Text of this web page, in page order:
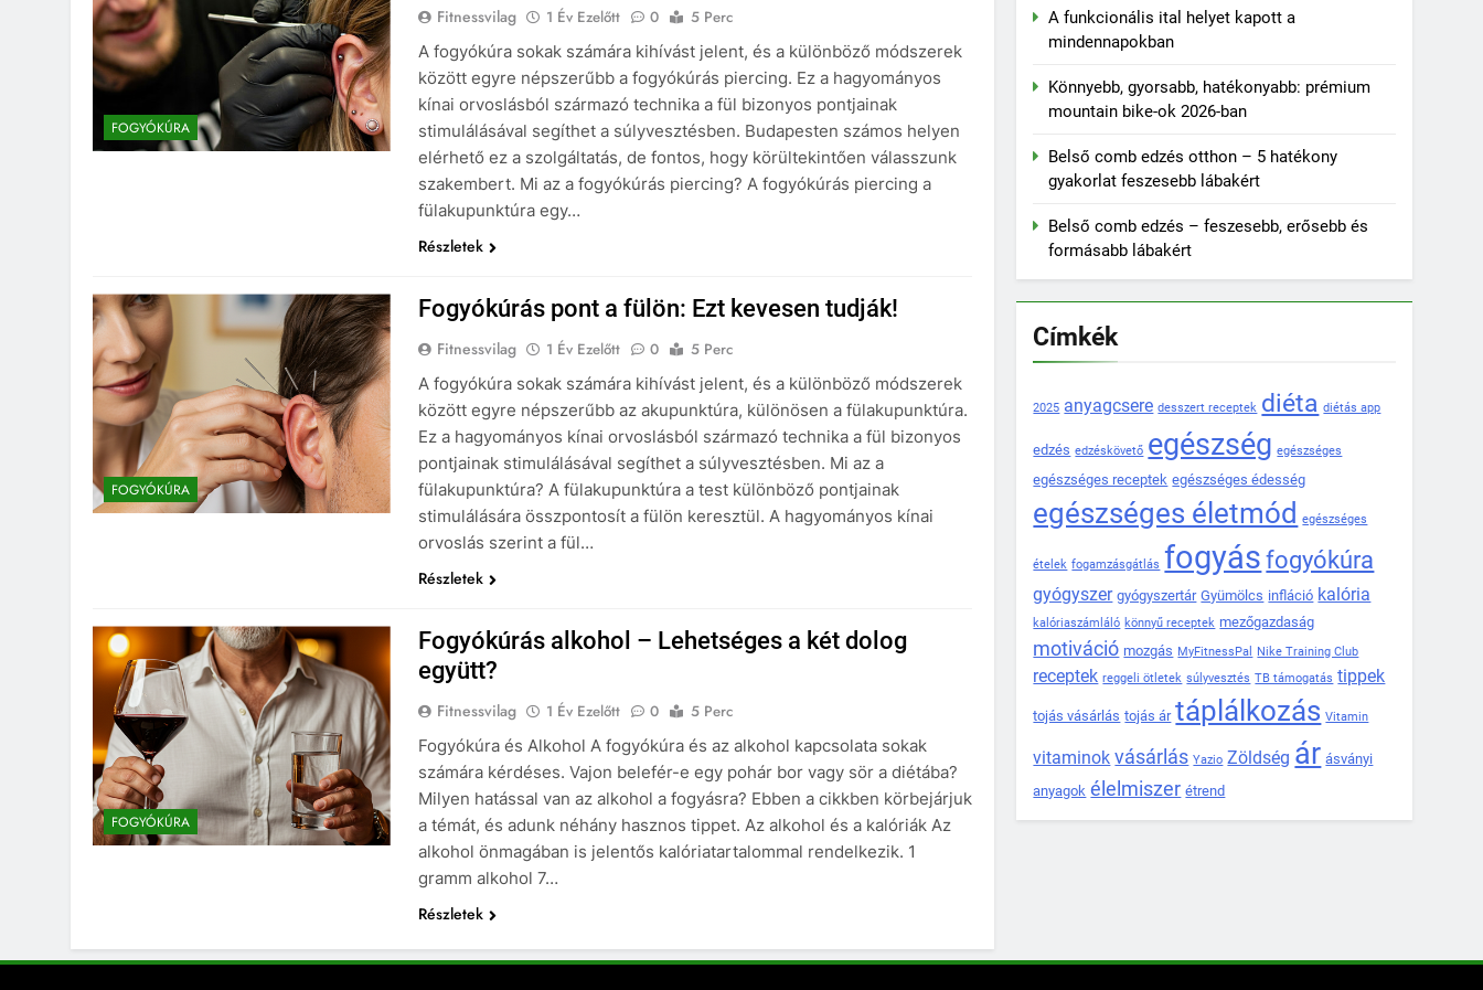
FOGYÓKÚRA
Fitnessvilag 1 Év Ezelőtt 0
5 Perc
A fogyókúra sokak számára kihívást jelent, és a különböző módszerek
között egyre népszerűbb a fogyókúrás piercing. Ez a hagyományos
kínai orvoslásból származó technika a fül bizonyos pontjainak
stimulálásával segíthet a súlyvesztésben. Budapesten számos helyen
elérhető ez a szolgáltatás, de fontos, hogy körültekintően válasszunk
szakembert. Mi az a fogyókúrás piercing? A fogyókúrás piercing a
fülakupunktúra egy…
Részletek
FOGYÓKÚRA
Fogyókúrás pont a fülön: Ezt kevesen tudják!
Fitnessvilag 1 Év Ezelőtt 0
5 Perc
A fogyókúra sokak számára kihívást jelent, és a különböző módszerek
között egyre népszerűbb az akupunktúra, különösen a fülakupunktúra.
Ez a hagyományos kínai orvoslásból származó technika a fül bizonyos
pontjainak stimulálásával segíthet a súlyvesztésben. Mi az a
fülakupunktúra? A fülakupunktúra a test különböző pontjainak
stimulálására összpontosít a fülön keresztül. A hagyományos kínai
orvoslás szerint a fül…
Részletek
FOGYÓKÚRA
Fogyókúrás alkohol – Lehetséges a két dolog
együtt?
Fitnessvilag 1 Év Ezelőtt 0
5 Perc
Fogyókúra és Alkohol A fogyókúra és az alkohol kapcsolata sokak
számára kérdéses. Vajon belefér-e egy pohár bor vagy sör a diétába?
Milyen hatással van az alkohol a fogyásra? Ebben a cikkben körbejárjuk
a témát, és adunk néhány hasznos tippet. Az alkohol és a kalóriák Az
alkohol önmagában is jelentős kalóriatartalommal rendelkezik. 1
gramm alkohol 7…
Részletek
A funkcionális ital helyet kapott a
mindennapokban
Könnyebb, gyorsabb, hatékonyabb: prémium
mountain bike-ok 2026-ban
Belső comb edzés otthon – 5 hatékony
gyakorlat feszesebb lábakért
Belső comb edzés – feszesebb, erősebb és
formásabb lábakért
Címkék
2025 anyagcsere desszert receptek diéta diétás app
edzés edzéskövető egészség egészséges
egészséges receptek egészséges édesség
egészséges életmód egészséges
ételek fogamzásgátlás fogyás fogyókúra
gyógyszer gyógyszertár Gyümölcs infláció kalória
kalóriaszámláló könnyű receptek mezőgazdaság
motiváció mozgás MyFitnessPal Nike Training Club
receptek reggeli ötletek súlyvesztés TB támogatás tippek
tojás vásárlás tojás ár táplálkozás Vitamin
vitaminok vásárlás Yazio Zöldség ár ásványi
anyagok élelmiszer étrend